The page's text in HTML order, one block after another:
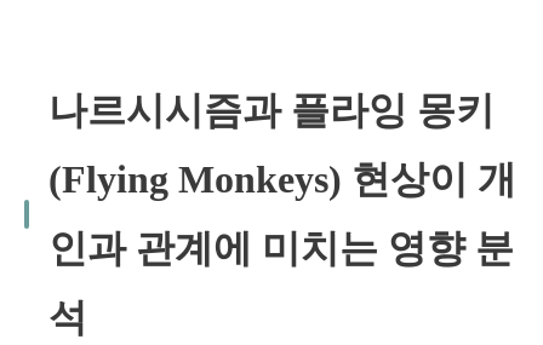
나르시시즘과 플라잉 몽키
(Flying Monkeys) 현상이 개
인과 관계에 미치는 영향 분
석